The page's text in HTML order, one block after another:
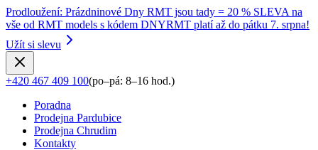
Prodloužení: Prázdninové Dny RMT jsou tady = 20 % SLEVA na
vše od RMT models s kódem DNYRMT platí až do pátku 7. srpna!
Užít si slevu
+420 467 409 100(po–pá: 8–16 hod.)
Poradna
Prodejna Pardubice
Prodejna Chrudim
Kontakty